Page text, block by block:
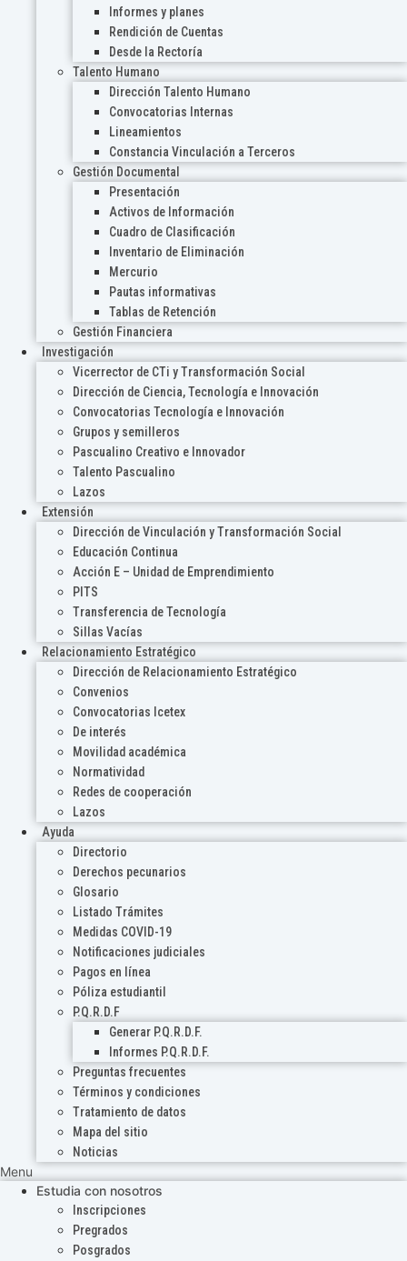
Informes y planes
Rendición de Cuentas
Desde la Rectoría
Talento Humano
Dirección Talento Humano
Convocatorias Internas
Lineamientos
Constancia Vinculación a Terceros
Gestión Documental
Presentación
Activos de Información
Cuadro de Clasificación
Inventario de Eliminación
Mercurio
Pautas informativas
Tablas de Retención
Gestión Financiera
Investigación
Vicerrector de CTi y Transformación Social
Dirección de Ciencia, Tecnología e Innovación
Convocatorias Tecnología e Innovación
Grupos y semilleros
Pascualino Creativo e Innovador
Talento Pascualino
Lazos
Extensión
Dirección de Vinculación y Transformación Social
Educación Continua
Acción E – Unidad de Emprendimiento
PITS
Transferencia de Tecnología
Sillas Vacías
Relacionamiento Estratégico
Dirección de Relacionamiento Estratégico
Convenios
Convocatorias Icetex
De interés
Movilidad académica
Normatividad
Redes de cooperación
Lazos
Ayuda
Directorio
Derechos pecunarios
Glosario
Listado Trámites
Medidas COVID-19
Notificaciones judiciales
Pagos en línea
Póliza estudiantil
P.Q.R.D.F
Generar P.Q.R.D.F.
Informes P.Q.R.D.F.
Preguntas frecuentes
Términos y condiciones
Tratamiento de datos
Mapa del sitio
Noticias
Menu
Estudia con nosotros
Inscripciones
Pregrados
Posgrados